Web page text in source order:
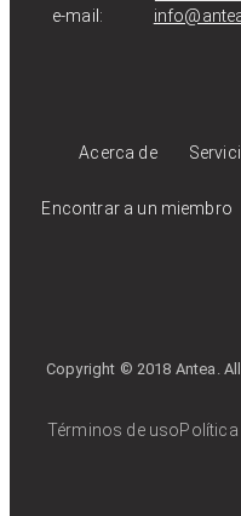
e-mail:
Acerca de
Encontrar a un miembro
Copyright © 2018 Antea.
Términos de usoPolítica